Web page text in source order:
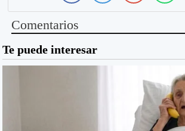
Comentarios